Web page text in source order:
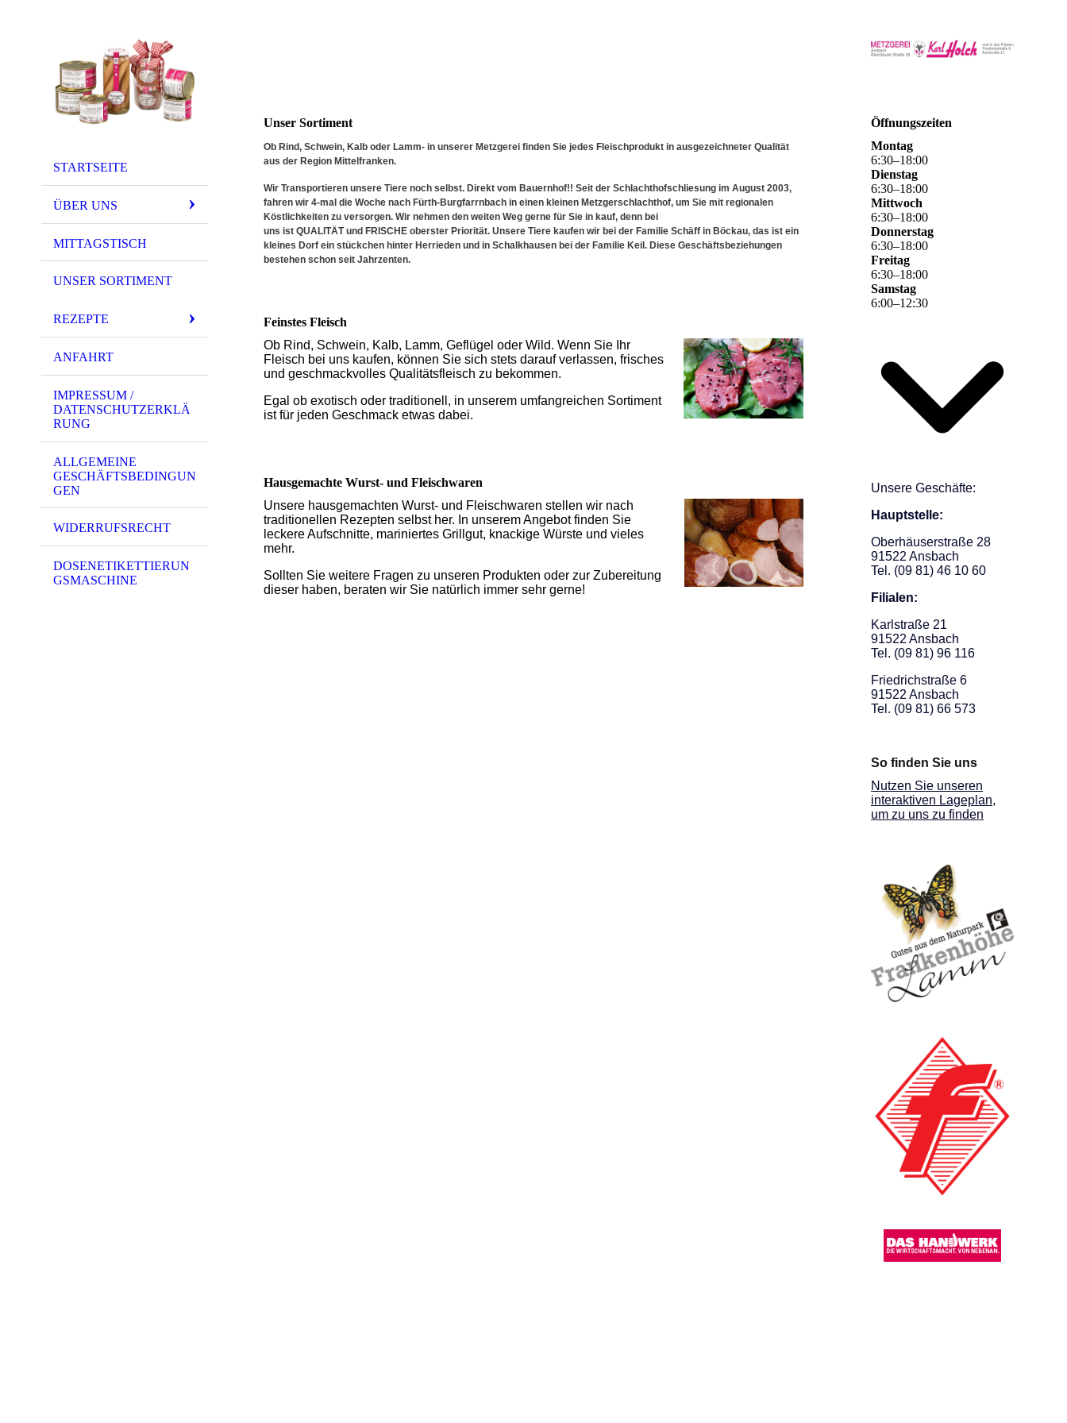
STARTSEITE
ÜBER UNS
MITTAGSTISCH
UNSER SORTIMENT
REZEPTE
ANFAHRT
IMPRESSUM /
DATENSCHUTZERKLÄ
RUNG
ALLGEMEINE
GESCHÄFTSBEDINGUN
GEN
WIDERRUFSRECHT
DOSENETIKETTIERUN
GSMASCHINE
Unser Sortiment
Ob Rind, Schwein, Kalb oder Lamm- in unserer Metzgerei finden Sie jedes Fleischprodukt in ausgezeichneter Qualität
aus der Region Mittelfranken.
Wir Transportieren unsere Tiere noch selbst. Direkt vom Bauernhof!! Seit der Schlachthofschliesung im August 2003,
fahren wir 4-mal die Woche nach Fürth-Burgfarrnbach in einen kleinen Metzgerschlachthof, um Sie mit regionalen
Köstlichkeiten zu versorgen. Wir nehmen den weiten Weg gerne für Sie in kauf, denn bei
uns ist QUALITÄTund FRISCHE oberster Priorität. Unsere Tiere kaufen wir bei der Familie Schäff in Böckau, das ist ein
kleines Dorf ein stückchen hinter Herrieden und in Schalkhausen bei der Familie Keil. Diese Geschäftsbeziehungen
bestehen schon seit Jahrzenten.
Feinstes Fleisch
Ob Rind, Schwein, Kalb, Lamm, Geflügel oder Wild. Wenn Sie Ihr
Fleisch bei uns kaufen, können Sie sich stets darauf verlassen, frisches
und geschmackvolles Qualitätsfleisch zu bekommen.
Egal ob exotisch oder traditionell, in unserem umfangreichen Sortiment
ist für jeden Geschmack etwas dabei.
Hausgemachte Wurst- und Fleischwaren
Unsere hausgemachten Wurst- und Fleischwaren stellen wir nach
traditionellen Rezepten selbst her. In unserem Angebot finden Sie
leckere Aufschnitte, mariniertes Grillgut, knackige Würste und vieles
mehr.
Sollten Sie weitere Fragen zu unseren Produkten oder zur Zubereitung
dieser haben, beraten wir Sie natürlich immer sehr gerne!
Öffnungszeiten
Montag
6:30–18:00
Dienstag
6:30–18:00
Mittwoch
6:30–18:00
Donnerstag
6:30–18:00
Freitag
6:30–18:00
Samstag
6:00–12:30
Unsere Geschäfte:
Hauptstelle:
Oberhäuserstraße 28
91522 Ansbach
Tel. (09 81) 46 10 60
Filialen:
Karlstraße 21
91522 Ansbach
Tel. (09 81) 96 116
Friedrichstraße 6
91522 Ansbach
Tel. (09 81) 66 573
So finden Sie uns
Nutzen Sie unseren
interaktiven La­ge­plan,
um zu uns zu finden